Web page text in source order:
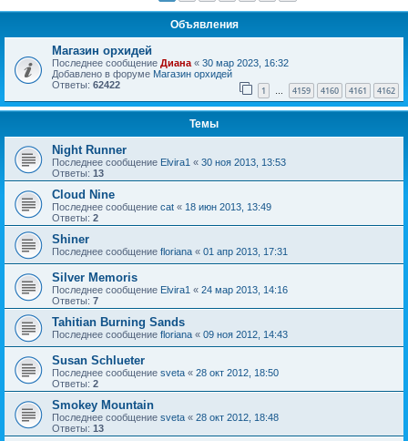
Объявления
Магазин орхидей
Последнее сообщение Диана « 30 мар 2023, 16:32
Добавлено в форуме Магазин орхидей
Ответы: 62422 1 … 4159 4160 4161 4162
Темы
Night Runner
Последнее сообщение Elvira1 « 30 ноя 2013, 13:53
Ответы: 13
Cloud Nine
Последнее сообщение cat « 18 июн 2013, 13:49
Ответы: 2
Shiner
Последнее сообщение floriana « 01 апр 2013, 17:31
Silver Memoris
Последнее сообщение Elvira1 « 24 мар 2013, 14:16
Ответы: 7
Tahitian Burning Sands
Последнее сообщение floriana « 09 ноя 2012, 14:43
Susan Schlueter
Последнее сообщение sveta « 28 окт 2012, 18:50
Ответы: 2
Smokey Mountain
Последнее сообщение sveta « 28 окт 2012, 18:48
Ответы: 13